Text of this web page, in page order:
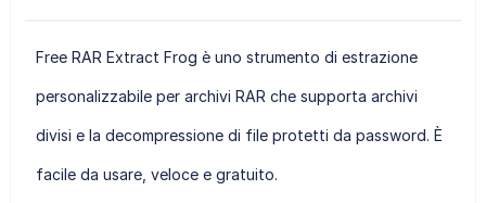
Free RAR Extract Frog è uno strumento di estrazione
personalizzabile per archivi RAR che supporta archivi
divisi e la decompressione di file protetti da password. È
facile da usare, veloce e gratuito.